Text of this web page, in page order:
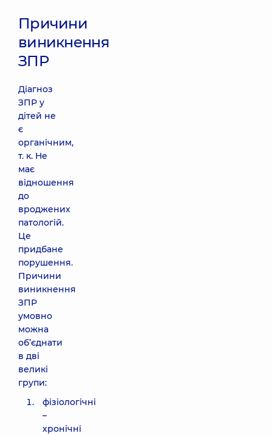
Причини
виникнення
ЗПР
Діагноз
ЗПР у
дітей не
є
органічним,
т. к. Не
має
відношення
до
вроджених
патологій.
Це
придбане
порушення.
Причини
виникнення
ЗПР
умовно
можна
об’єднати
в дві
великі
групи:
фізіологічні
–
хронічні